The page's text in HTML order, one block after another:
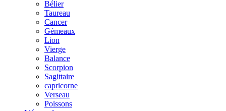
Bélier
Taureau
Cancer
Gémeaux
Lion
Vierge
Balance
Scorpion
Sagittaire
capricorne
Verseau
Poissons